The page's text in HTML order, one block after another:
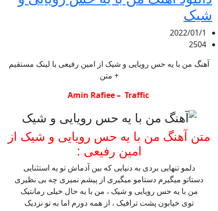
شیک
2022/01/1
2504
آهنگ من با یه حس رویایی و شیک از امین رفیعی با لینک مستقیم
+ متن
Amin Rafiee
–Traffic
متن آهنگ من با یه حس رویایی و شیک از
امین رفیعی :
دلمو تنهایی بردی به دنیایی که بین آدماش تو یه استثنایی
دستاتو میگیرم‌ دستامو میگیری از پیشم نمیری چه بی نظیری
من با یه حس رویایی و شیک ، من با یه حال خیلی رمانتیک
توی خیابون پشت ترافیک ، از همه دورم اما به تو نزدیک